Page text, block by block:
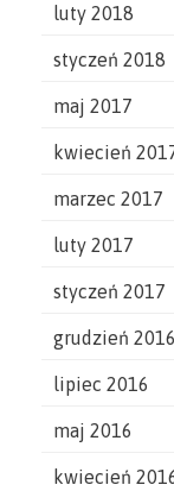
luty 2018
styczeń 2018
maj 2017
kwiecień
marzec 2017
luty 2017
styczeń 2017
grudzień 2016
lipiec 2016
maj 2016
kwiecień